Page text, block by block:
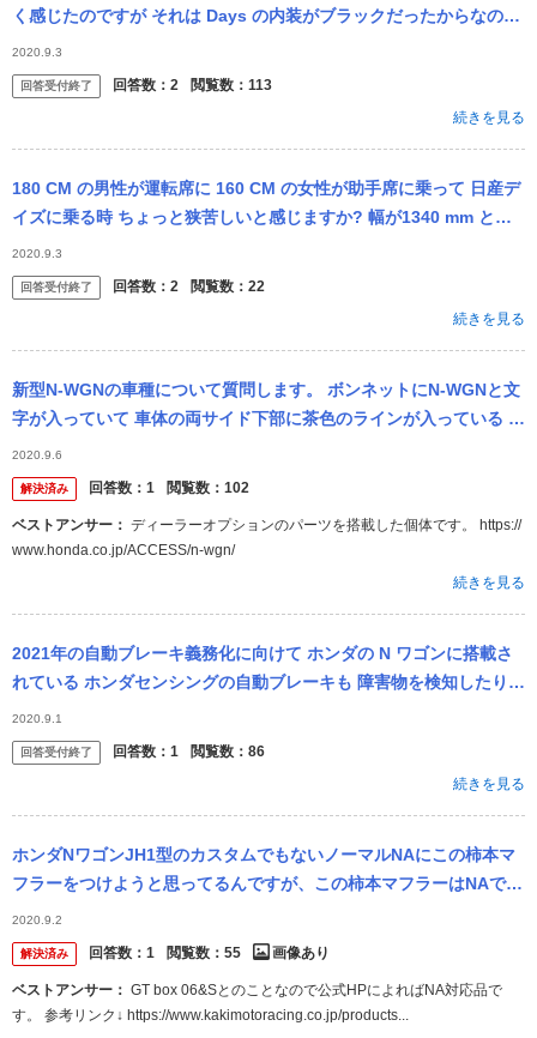
く感じたのですが それは Days の内装がブラックだったからなので
しょうか 内寸法を見ても 2、3センチしか変...
2020.9.3
回答受付終了 回答数： 2 閲覧数： 113
続きを見る
180 CM の男性が運転席に 160 CM の女性が助手席に乗って 日産デ
イズに乗る時 ちょっと狭苦しいと感じますか? 幅が1340 mm とい
うことですが 少し窮屈に感じますでしょ...
2020.9.3
回答受付終了 回答数： 2 閲覧数： 22
続きを見る
新型N-WGNの車種について質問します。 ボンネットにN-WGNと文
字が入っていて 車体の両サイド下部に茶色のラインが入っている の
は、特別仕様車なのでしょうか？
2020.9.6
解決済み 回答数： 1 閲覧数： 102
ベストアンサー：
www.honda.co.jp/ACCESS/n-wgn/
続きを見る
2021年の自動ブレーキ義務化に向けて ホンダの N ワゴンに搭載さ
れている ホンダセンシングの自動ブレーキも 障害物を検知したり
ブレーキペダルを踏み間違えた時に ゆるゆる前に進むでは...
2020.9.1
回答受付終了 回答数： 1 閲覧数： 86
続きを見る
ホンダNワゴンJH1型のカスタムでもないノーマルNAにこの柿本マ
フラーをつけようと思ってるんですが、この柿本マフラーはNAでも
大丈夫なのでしょうか？ 表記は特にありませんでした。 また柿本マ
フ...
2020.9.2
解決済み 回答数： 1 閲覧数： 55 画像あり
ベストアンサー：
す。 参考リンク↓ https://www.kakimotoracing.co.jp/products...